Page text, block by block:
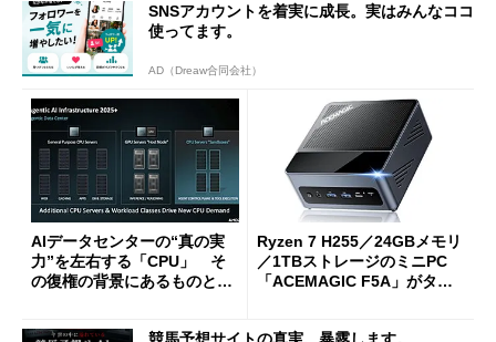
SNSアカウントを着実に成長。実はみんなココ
使ってます。
AD（Dreaw合同会社）
AIデータセンターの“真の実
力”を左右する「CPU」 そ
の復権の背景にあるものと
Ryzen 7 H255／24GBメモリ
／1TBストレージのミニPC
「ACEMAGIC F5A」がタイ